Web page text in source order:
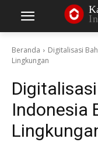
Beranda
Digitalisasi
Lingkungan
Indonesia